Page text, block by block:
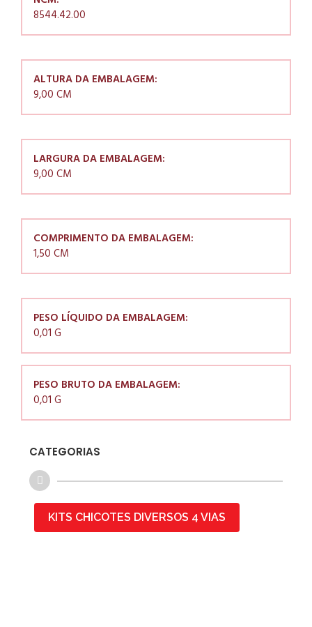
8544.42.00
ALTURA DA EMBALAGEM:
9,00 CM
LARGURA DA EMBALAGEM:
9,00 CM
COMPRIMENTO DA EMBALAGEM:
1,50 CM
PESO LÍQUIDO DA EMBALAGEM:
0,01 G
PESO BRUTO DA EMBALAGEM:
0,01 G
CATEGORIAS
KITS CHICOTES DIVERSOS 4 VIAS